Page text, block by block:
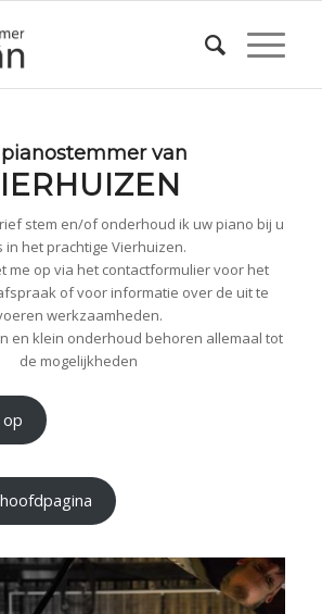
van
stem en/of onderhoud ik uw piano bij u
in het prachtige Vierhuizen.
me op via het contactformulier voor het
of voor informatie over de uit te
werkzaamheden.
en klein onderhoud behoren allemaal tot
de mogelijkheden